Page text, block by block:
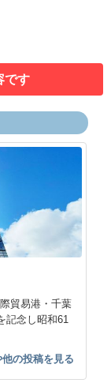
です
貿易港・千葉
記念し昭和61
の投稿を見る